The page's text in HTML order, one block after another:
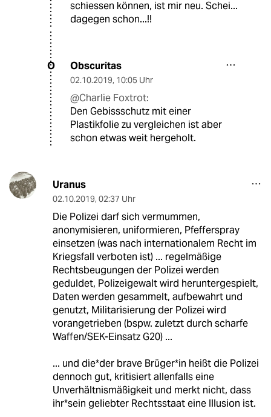
schiessen können, ist mir neu. Schei...
dagegen schon...!!
O Obscuritas
02.10.2019, 10:05 Uhr
@Charlie Foxtrot:
Den Gebissschutz mit einer
Plastikfolie zu vergleichen ist aber
schon etwas weit hergeholt.
Uranus
02.10.2019, 02:37 Uhr
Die Polizei darf sich vermummen,
anonymisieren, uniformieren, Pfefferspray
einsetzen (was nach internationalem Recht im
Kriegsfall verboten ist) ... regelmäßige
Rechtsbeugungen der Polizei werden
geduldet, Polizeigewalt wird heruntergespielt,
Daten werden gesammelt, aufbewahrt und
genutzt, Militarisierung der Polizei wird
vorangetrieben (bspw. zuletzt durch scharfe
Waffen/SEK-Einsatz G20) ...
... und die*der brave Brüger*in heißt die Polizei
dennoch gut, kritisiert allenfalls eine
Unverhältnismäßigkeit und merkt nicht, dass
ihr*sein geliebter Rechtsstaat eine Illusion ist.